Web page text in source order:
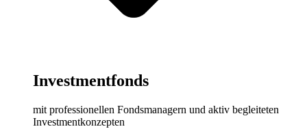
Investmentfonds
mit professionellen Fondsmanagern und aktiv begleiteten
Investmentkonzepten